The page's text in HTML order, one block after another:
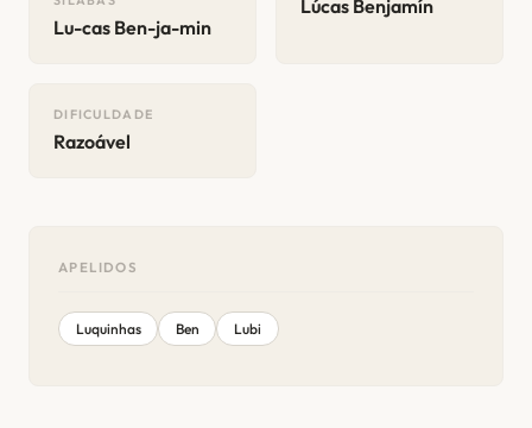
Lu-cas Ben-ja-min
Lúcas Benjamín
DIFICULDADE
Razoável
APELIDOS
Luquinhas Ben Lubi